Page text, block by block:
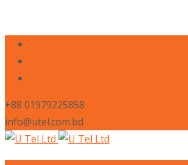
+88 01979225858
info@utel.com.bd